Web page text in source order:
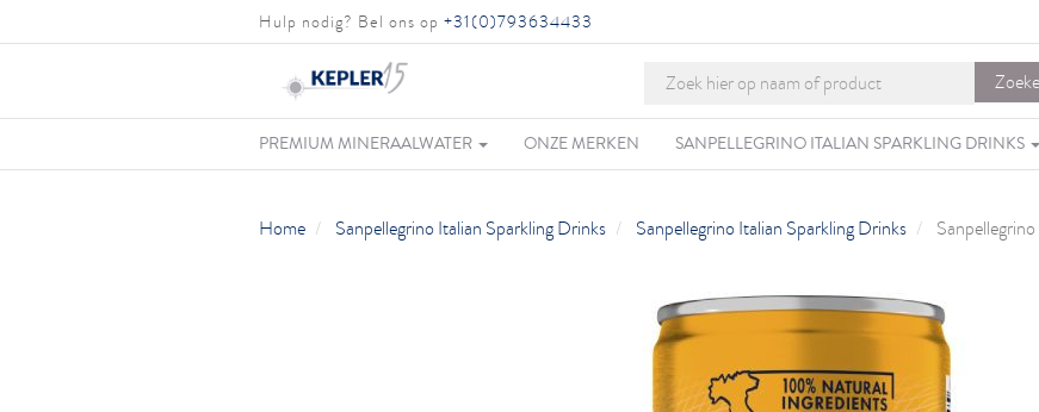
Hulp nodig? Bel ons op +31(0)793634433
PREMIUM MINERAALWATER ONZE MERKEN SANPELLEGRINO ITALIAN SPARKLING DRINKS
Home Sanpellegrino Italian Sparkling Drinks Sanpellegrino Italian Sparkling Drinks